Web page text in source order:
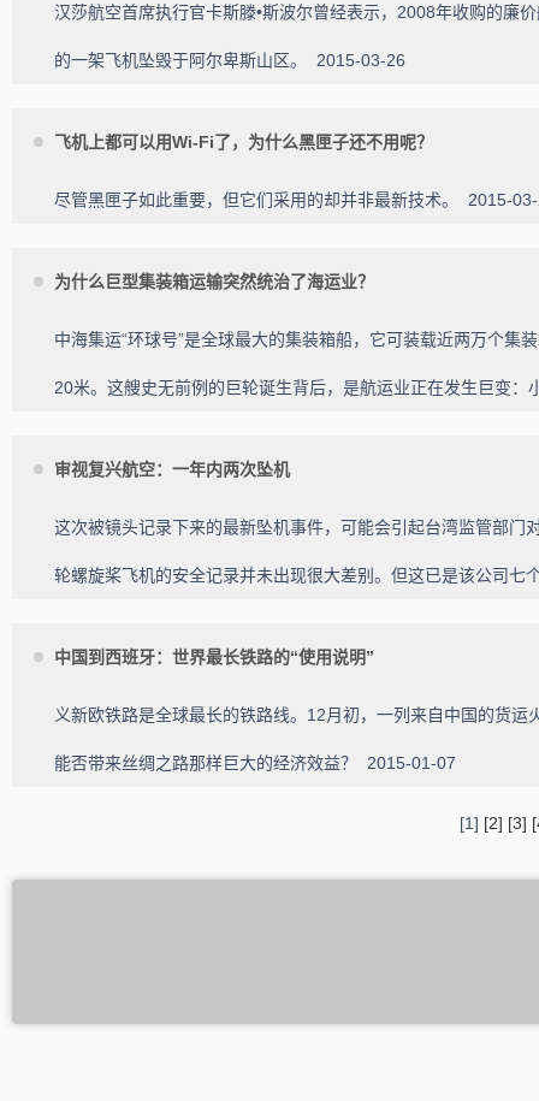
汉莎航空首席执行官卡斯滕•斯波尔曾经表示，2008年收购的廉
的一架飞机坠毁于阿尔卑斯山区。 2015-03-26
飞机上都可以用Wi-Fi了，为什么黑匣子还不用呢？
尽管黑匣子如此重要，但它们采用的却并非最新技术。 2015-
为什么巨型集装箱运输突然统治了海运业？
中海集运“环球号”是全球最大的集装箱船，它可装载近两万个
20米。这艘史无前例的巨轮诞生背后，是航运业正在发生巨变
审视复兴航空：一年内两次坠机
这次被镜头记录下来的最新坠机事件，可能会引起台湾监管部
轮螺旋桨飞机的安全记录并未出现很大差别。但这已是该公司
中国到西班牙：世界最长铁路的“使用说明”
义新欧铁路是全球最长的铁路线。12月初，一列来自中国的货
能否带来丝绸之路那样巨大的经济效益？ 2015-01-07
[1] [2] [3]